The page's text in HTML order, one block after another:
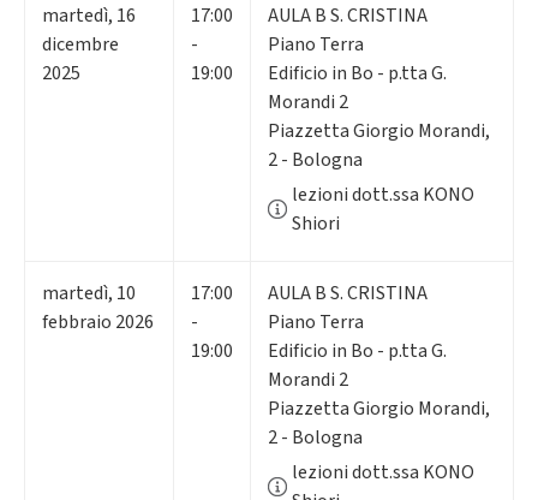
martedì, 16
dicembre
2025
17:00
-
19:00
AULA B S. CRISTINA
Piano Terra
Edificio in Bo - p.tta G.
Morandi 2
Piazzetta Giorgio Morandi,
2 - Bologna
lezioni dott.ssa KONO
Shiori
martedì, 10
febbraio 2026
17:00
-
19:00
AULA B S. CRISTINA
Piano Terra
Edificio in Bo - p.tta G.
Morandi 2
Piazzetta Giorgio Morandi,
2 - Bologna
lezioni dott.ssa KONO